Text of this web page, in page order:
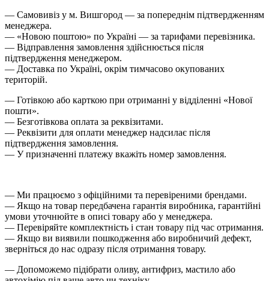
— Самовивіз у м. Вишгород — за попереднім підтвердженням
менеджера.
— «Новою поштою» по Україні — за тарифами перевізника.
— Відправлення замовлення здійснюється після
підтвердження менеджером.
— Доставка по Україні, окрім тимчасово окупованих
територій.
— Готівкою або карткою при отриманні у відділенні «Нової
пошти».
— Безготівкова оплата за реквізитами.
— Реквізити для оплати менеджер надсилає після
підтвердження замовлення.
— У призначенні платежу вкажіть номер замовлення.
— Ми працюємо з офіційними та перевіреними брендами.
— Якщо на товар передбачена гарантія виробника, гарантійні
умови уточнюйте в описі товару або у менеджера.
— Перевіряйте комплектність і стан товару під час отримання.
— Якщо ви виявили пошкодження або виробничий дефект,
зверніться до нас одразу після отримання товару.
— Допоможемо підібрати оливу, антифриз, мастило або